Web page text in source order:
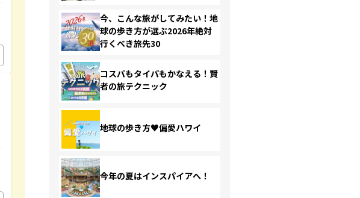
今、こんな旅がしてみたい！地
球の歩き方が選ぶ2026年絶対
行くべき旅先30
コスパもタイパもかなえる！賢
者の旅テクニック
地球の歩き方♥偏愛ハワイ
今年の夏はインスパイアへ！